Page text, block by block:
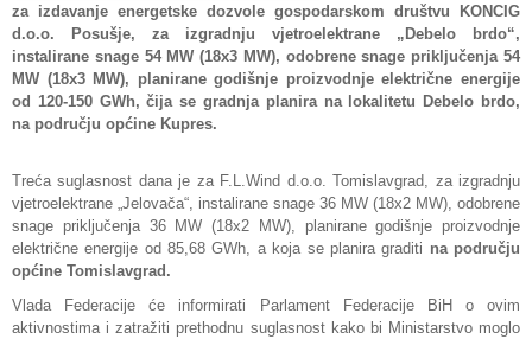
za izdavanje energetske dozvole gospodarskom društvu KONCIG
d.o.o. Posušje, za izgradnju vjetroelektrane „Debelo brdo“,
instalirane snage 54 MW (18x3 MW), odobrene snage priključenja 54
MW (18x3 MW), planirane godišnje proizvodnje električne energije
od 120-150 GWh, čija se gradnja planira na lokalitetu Debelo brdo,
na području općine Kupres.
Treća suglasnost dana je za F.L.Wind d.o.o. Tomislavgrad, za izgradnju
vjetroelektrane „Jelovača“, instalirane snage 36 MW (18x2 MW), odobrene
snage priključenja 36 MW (18x2 MW), planirane godišnje proizvodnje
električne energije od 85,68 GWh, a koja se planira graditi na području
općine Tomislavgrad.
Vlada Federacije će informirati Parlament Federacije BiH o ovim
aktivnostima i zatražiti prethodnu suglasnost kako bi Ministarstvo moglo